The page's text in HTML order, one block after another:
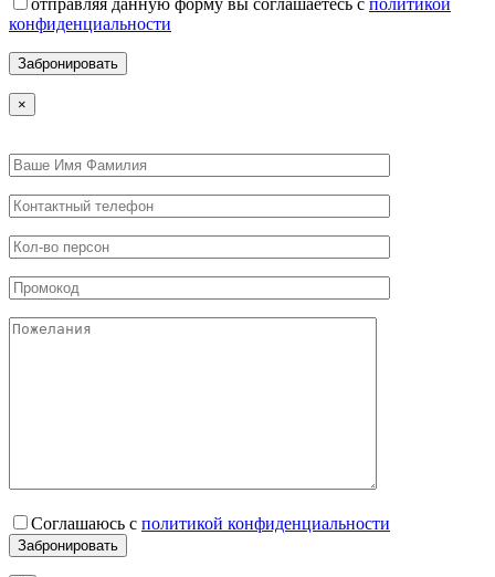
отправляя данную форму вы соглашаетесь с политикой
конфиденциальности
×
Соглашаюсь с политикой конфиденциальности